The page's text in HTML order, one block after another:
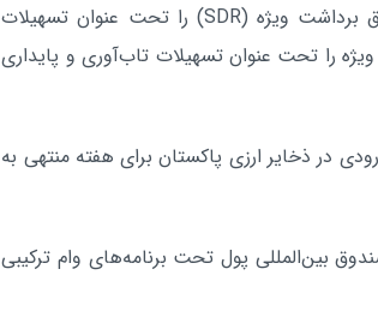
اجرایی صندوق بین‌المللی پول، ۷۶۰ میلیون حق برداشت ویژه (SDR) را تحت عنوان تسهیلات
حق برداشت ویژه را تحت عنوان تسهیلات تاب‌آوری و پایداری
در ذخایر ارزی پاکستان برای هفته منتهی به
۴.۵ میلیارد دلار از صندوق بین‌المللی پول تحت برنامه‌های وام ترکیبی